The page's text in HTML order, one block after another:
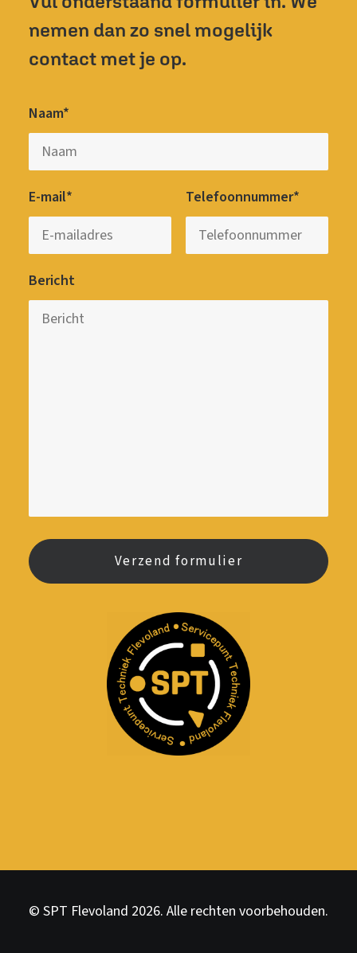
nemen dan zo snel mogelijk
contact met je op.
Naam*
E-mail* Telefoonnummer*
Bericht
© SPT Flevoland 2026. Alle rechten voorbehouden.